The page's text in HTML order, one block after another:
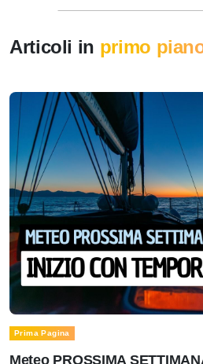
Articoli in primo
Prima Pagina
Meteo PROSSIMA